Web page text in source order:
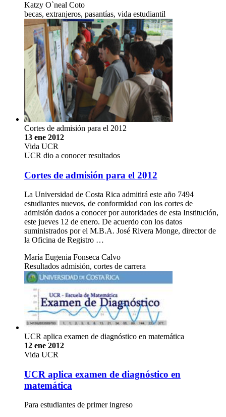
Katzy O`neal Coto
becas, extranjeros, pasantías, vida estudiantil
Cortes de admisión para el 2012
13 ene 2012
Vida UCR
UCR dio a conocer resultados
Cortes de admisión para el 2012
La Universidad de Costa Rica admitirá este año 7494
estudiantes nuevos, de conformidad con los cortes de
admisión dados a conocer por autoridades de esta Institución,
este jueves 12 de enero. De acuerdo con los datos
suministrados por el M.B.A. José Rivera Monge, director de
la Oficina de Registro …
María Eugenia Fonseca Calvo
Resultados admisión, cortes de carrera
UCR aplica examen de diagnóstico en matemática
12 ene 2012
Vida UCR
UCR aplica examen de diagnóstico en
matemática
Para estudiantes de primer ingreso